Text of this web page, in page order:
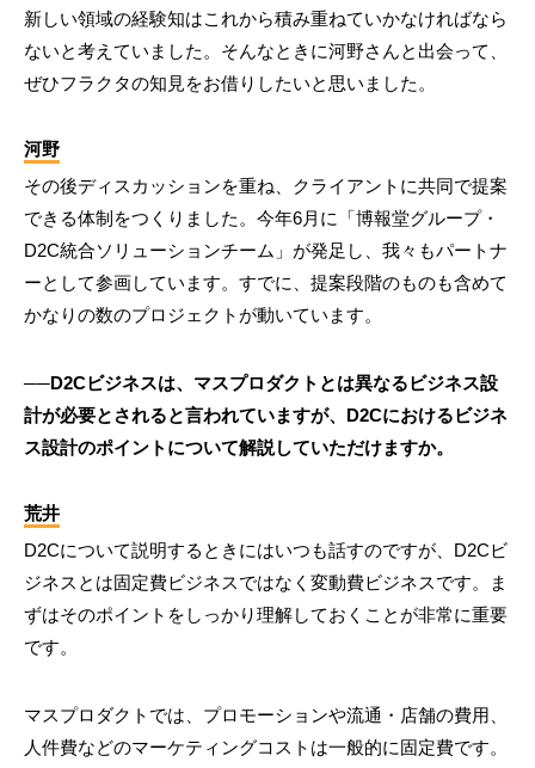
新しい領域の経験知はこれから積み重ねていかなければなら
ないと考えていました。そんなときに河野さんと出会って、
ぜひフラクタの知見をお借りしたいと思いました。
河野
その後ディスカッションを重ね、クライアントに共同で提案
できる体制をつくりました。今年6月に「博報堂グループ・
D2C統合ソリューションチーム」が発足し、我々もパートナ
ーとして参画しています。すでに、提案段階のものも含めて
かなりの数のプロジェクトが動いています。
──D2Cビジネスは、マスプロダクトとは異なるビジネス設
計が必要とされると言われていますが、D2Cにおけるビジネ
ス設計のポイントについて解説していただけますか。
荒井
D2Cについて説明するときにはいつも話すのですが、D2Cビ
ジネスとは固定費ビジネスではなく変動費ビジネスです。ま
ずはそのポイントをしっかり理解しておくことが非常に重要
です。
マスプロダクトでは、プロモーションや流通・店舗の費用、
人件費などのマーケティングコストは一般的に固定費です。